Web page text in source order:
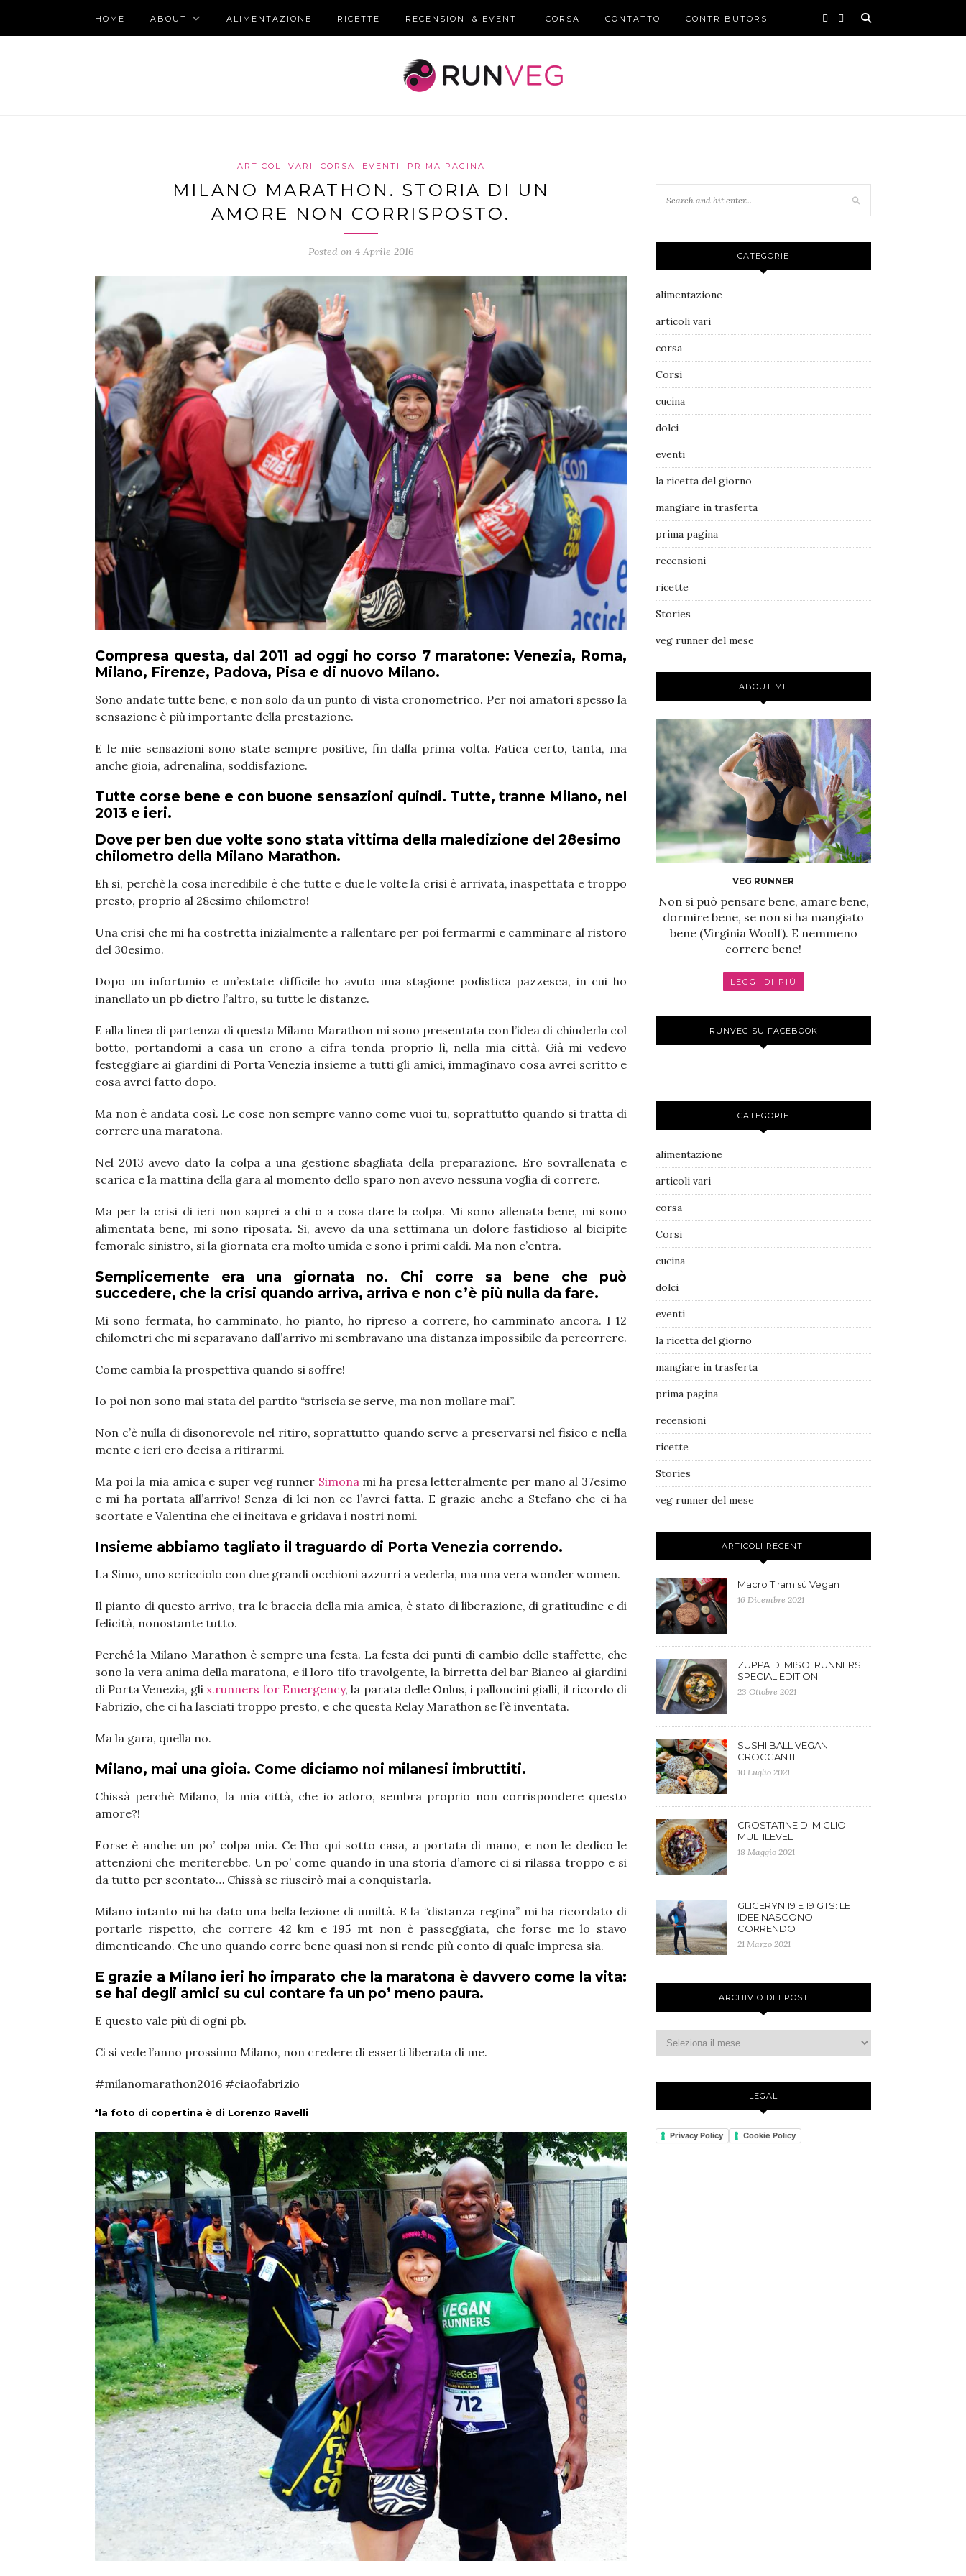
HOME ABOUT ALIMENTAZIONE RICETTE RECENSIONI & EVENTI CORSA CONTATTO CONTRIBUTORS
ARTICOLI VARI CORSA EVENTI PRIMA PAGINA
MILANO MARATHON. STORIA DI UN
AMORE NON CORRISPOSTO.
Posted on 4 Aprile 2016
Compresa questa, dal 2011 ad oggi ho corso 7 maratone: Venezia, Roma,
Milano, Firenze, Padova, Pisa e di nuovo Milano.
Sono andate tutte bene, e non solo da un punto di vista cronometrico. Per noi amatori spesso la
sensazione è più importante della prestazione.
E le mie sensazioni sono state sempre positive, fin dalla prima volta. Fatica certo, tanta, ma
anche gioia, adrenalina, soddisfazione.
Tutte corse bene e con buone sensazioni quindi. Tutte, tranne Milano, nel
2013 e ieri.
Dove per ben due volte sono stata vittima della maledizione del 28esimo
chilometro della Milano Marathon.
Eh si, perchè la cosa incredibile è che tutte e due le volte la crisi è arrivata, inaspettata e troppo
presto, proprio al 28esimo chilometro!
Una crisi che mi ha costretta inizialmente a rallentare per poi fermarmi e camminare al ristoro
del 30esimo.
Dopo un infortunio e un’estate difficile ho avuto una stagione podistica pazzesca, in cui ho
inanellato un pb dietro l’altro, su tutte le distanze.
E alla linea di partenza di questa Milano Marathon mi sono presentata con l’idea di chiuderla col
botto, portandomi a casa un crono a cifra tonda proprio lì, nella mia città. Già mi vedevo
festeggiare ai giardini di Porta Venezia insieme a tutti gli amici, immaginavo cosa avrei scritto e
cosa avrei fatto dopo.
Ma non è andata così. Le cose non sempre vanno come vuoi tu, soprattutto quando si tratta di
correre una maratona.
Nel 2013 avevo dato la colpa a una gestione sbagliata della preparazione. Ero sovrallenata e
scarica e la mattina della gara al momento dello sparo non avevo nessuna voglia di correre.
Ma per la crisi di ieri non saprei a chi o a cosa dare la colpa. Mi sono allenata bene, mi sono
alimentata bene, mi sono riposata. Si, avevo da una settimana un dolore fastidioso al bicipite
femorale sinistro, si la giornata era molto umida e sono i primi caldi. Ma non c’entra.
Semplicemente era una giornata no. Chi corre sa bene che può
succedere, che la crisi quando arriva, arriva e non c’è più nulla da fare.
Mi sono fermata, ho camminato, ho pianto, ho ripreso a correre, ho camminato ancora. I 12
chilometri che mi separavano dall’arrivo mi sembravano una distanza impossibile da percorrere.
Come cambia la prospettiva quando si soffre!
Io poi non sono mai stata del partito “striscia se serve, ma non mollare mai”.
Non c’è nulla di disonorevole nel ritiro, soprattutto quando serve a preservarsi nel fisico e nella
mente e ieri ero decisa a ritirarmi.
Ma poi la mia amica e super veg runner Simonami ha presa letteralmente per mano al 37esimo
e mi ha portata all’arrivo! Senza di lei non ce l’avrei fatta. E grazie anche a Stefano che ci ha
scortate e Valentina che ci incitava e gridava i nostri nomi.
Insieme abbiamo tagliato il traguardo di Porta Venezia correndo.
La Simo, uno scricciolo con due grandi occhioni azzurri a vederla, ma una vera wonder women.
Il pianto di questo arrivo, tra le braccia della mia amica, è stato di liberazione, di gratitudine e di
felicità, nonostante tutto.
Perché la Milano Marathon è sempre una festa. La festa dei punti di cambio delle staffette, che
sono la vera anima della maratona, e il loro tifo travolgente, la birretta del bar Bianco ai giardini
di Porta Venezia, glix.runners for Emergency, la parata delle Onlus, i palloncini gialli, il ricordo di
Fabrizio, che ci ha lasciati troppo presto, e che questa Relay Marathon se l’è inventata.
Ma la gara, quella no.
Milano, mai una gioia. Come diciamo noi milanesi imbruttiti.
Chissà perchè Milano, la mia città, che io adoro, sembra proprio non corrispondere questo
amore?!
Forse è anche un po’ colpa mia. Ce l’ho qui sotto casa, a portata di mano, e non le dedico le
attenzioni che meriterebbe. Un po’ come quando in una storia d’amore ci si rilassa troppo e si
da tutto per scontato… Chissà se riuscirò mai a conquistarla.
Milano intanto mi ha dato una bella lezione di umiltà. E la “distanza regina” mi ha ricordato di
portarle rispetto, che correre 42 km e 195 mt non è passeggiata, che forse me lo stavo
dimenticando. Che uno quando corre bene quasi non si rende più conto di quale impresa sia.
E grazie a Milano ieri ho imparato che la maratona è davvero come la vita:
se hai degli amici su cui contare fa un po’ meno paura.
E questo vale più di ogni pb.
Ci si vede l’anno prossimo Milano, non credere di esserti liberata di me.
#milanomarathon2016 #ciaofabrizio
*la foto di copertina è di Lorenzo Ravelli
CATEGORIE
alimentazione
articoli vari
corsa
Corsi
cucina
dolci
eventi
la ricetta del giorno
mangiare in trasferta
prima pagina
recensioni
ricette
Stories
veg runner del mese
ABOUT ME
VEG RUNNER
Non si può pensare bene, amare bene,
dormire bene, se non si ha mangiato
bene (Virginia Woolf). E nemmeno
correre bene!
LEGGI DI PIÚ
RUNVEG SU FACEBOOK
CATEGORIE
alimentazione
articoli vari
corsa
Corsi
cucina
dolci
eventi
la ricetta del giorno
mangiare in trasferta
prima pagina
recensioni
ricette
Stories
veg runner del mese
ARTICOLI RECENTI
Macro Tiramisù Vegan
16 Dicembre 2021
ZUPPA DI MISO: RUNNERS
SPECIAL EDITION
23 Ottobre 2021
SUSHI BALL VEGAN
CROCCANTI
10 Luglio 2021
CROSTATINE DI MIGLIO
MULTILEVEL
18 Maggio 2021
GLICERYN 19 E 19 GTS: LE
IDEE NASCONO
CORRENDO
21 Marzo 2021
ARCHIVIO DEI POST
LEGAL
Privacy Policy Cookie Policy